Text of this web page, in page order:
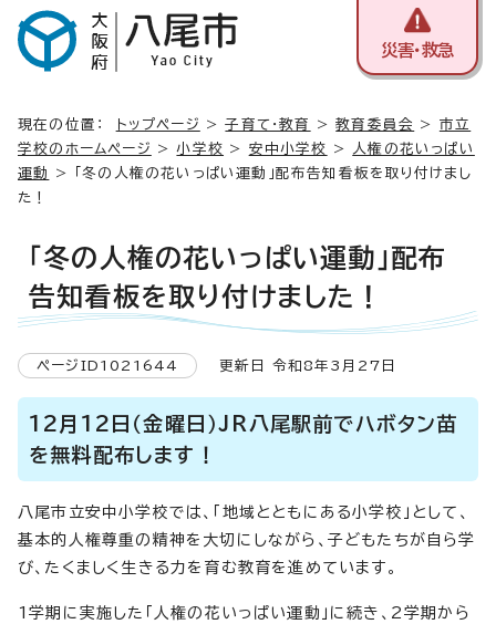
災害・救急
現在の位置： トップページ >子育て・教育 >教育委員会 > 市立
学校のホームページ
>小学校 > 安中小学校 >
人権の花いっぱい
運動
> 「冬の人権の花いっぱい運動」配布告知看板を取り付けまし
た！
「冬の人権の花いっぱい運動」配布
告知看板を取り付けました！
ページID1021644 更新日 令和8年3月27日
12月12日（金曜日）JR八尾駅前でハボタン苗
を無料配布します！
八尾市立安中小学校では、「地域とともにある小学校」として、
基本的人権尊重の精神を大切にしながら、子どもたちが自ら学
び、たくましく生きる力を育む教育を進めています。
1学期に実施した「人権の花いっぱい運動」に続き、2学期から